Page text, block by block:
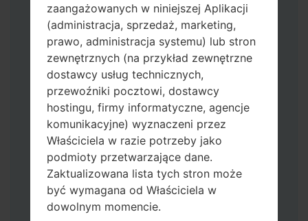
Pobierz na swój komputer najnowszą
wersjęOdin 3.
Następnie wyodrębnij plik
oprogramowania układowego.
Powinieneś otrzymać 1 plik (jeśli 1 plik
wybierz tutaj) lub 5 plików (jeśli 5 plików
wybierz tutaj):
AP: "System & Recovery"
CP: "Modem & Radio"
CSC_***: "Country & Region & Operator"
HOME_CSC_***: "Country & Region &
Operator"
Dodaj wszystkie pliki w Odin 3.
zaangażowanych w niniejszej Aplikacji
(administracja, sprzedaż, marketing,
prawo, administracja systemu) lub stron
zewnętrznych (na przykład zewnętrzne
dostawcy usług technicznych,
przewoźniki pocztowi, dostawcy
hostingu, firmy informatyczne, agencje
komunikacyjne) wyznaczeni przez
Właściciela w razie potrzeby jako
podmioty przetwarzające dane.
Zaktualizowana lista tych stron może
być wymagana od Właściciela w
dowolnym momencie.